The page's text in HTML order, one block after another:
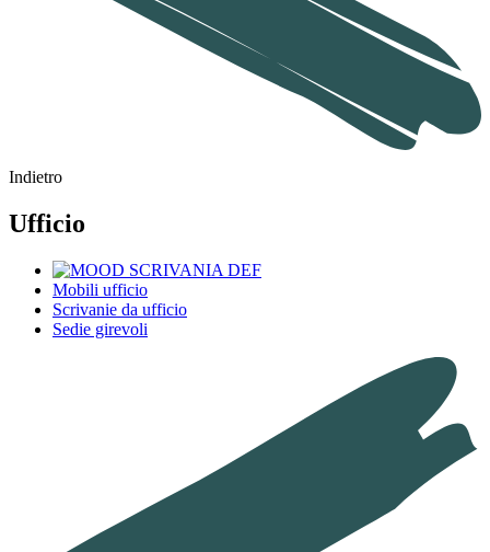
Indietro
Ufficio
Mobili ufficio
Scrivanie da ufficio
Sedie girevoli